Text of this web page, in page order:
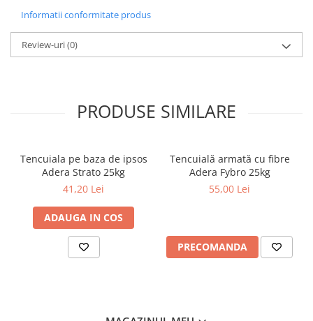
Informatii conformitate produs
Review-uri(0)
PRODUSE SIMILARE
Tencuiala pe baza de ipsos
Adera Strato 25kg
41,20 Lei
ADAUGA IN COS
Tencuială armată cu fibre
Adera Fybro 25kg
55,00 Lei
PRECOMANDA